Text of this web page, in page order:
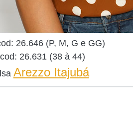
26.646 (P, M, G e GG)
26.631 (38 à 44)
Arezzo Itajubá